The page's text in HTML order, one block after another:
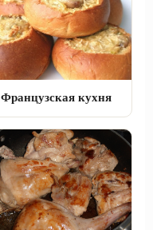
Французская кухня